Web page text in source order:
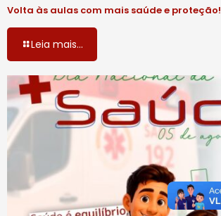
Volta às aulas com mais saúde e proteção!
Leia mais...